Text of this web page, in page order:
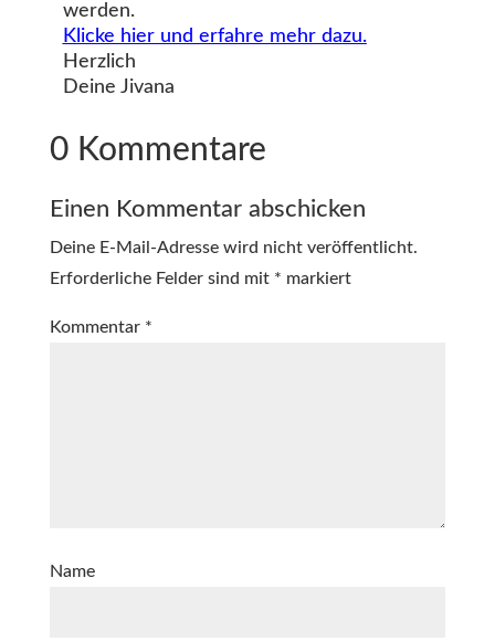
werden.
Klicke hier und erfahre mehr dazu.
Herzlich
Deine Jivana
0 Kommentare
Einen Kommentar abschicken
Deine E-Mail-Adresse wird nicht veröffentlicht.
Erforderliche Felder sind mit * markiert
Kommentar *
Name